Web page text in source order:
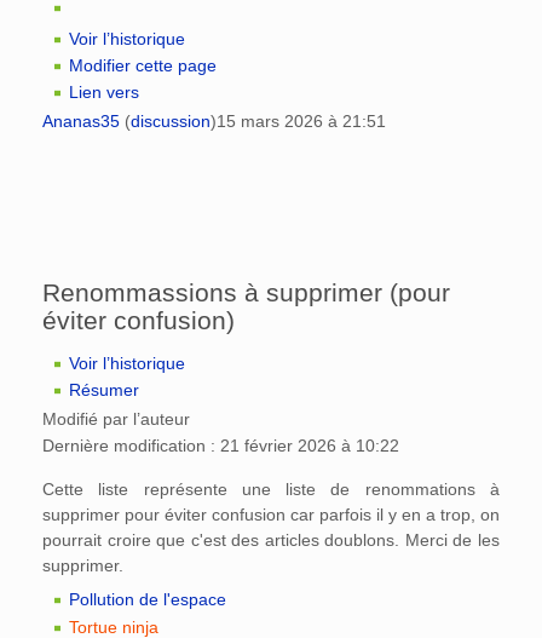
Voir l’historique
Modifier cette page
Lien vers
Ananas35 (discussion)15 mars 2026 à 21:51
Renommassions à supprimer (pour
éviter confusion)
Voir l’historique
Résumer
Modifié par l’auteur
Dernière modification : 21 février 2026 à 10:22
Cette liste représente une liste de renommations à
supprimer pour éviter confusion car parfois il y en a trop, on
pourrait croire que c'est des articles doublons. Merci de les
supprimer.
Pollution de l'espace
Tortue ninja